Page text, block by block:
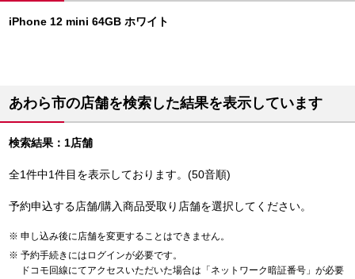
iPhone 12 mini 64GB ホワイト
あわら市の店舗を検索した結果を表示しています
検索結果：1店舗
全1件中1件目を表示しております。(50音順)
予約申込する店舗/購入商品受取り店舗を選択してください。
申し込み後に店舗を変更することはできません。
予約手続きにはログインが必要です。
ドコモ回線にてアクセスいただいた場合は「ネットワーク暗証番号」が必要